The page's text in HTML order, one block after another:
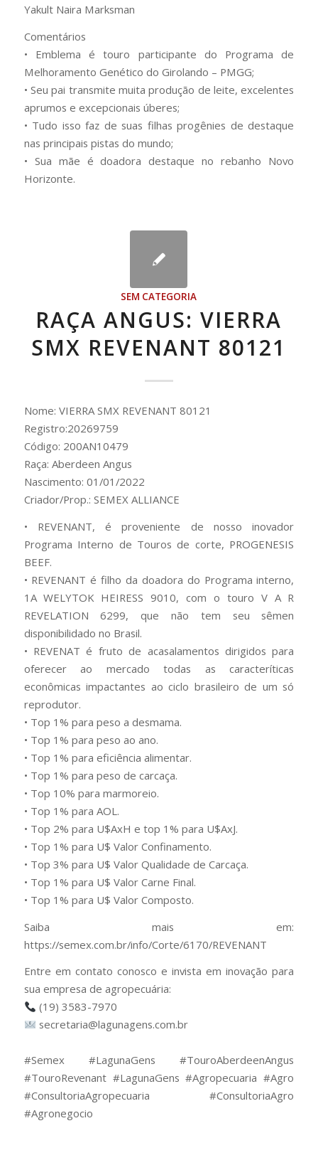
Yakult Naira Marksman
Comentários
• Emblema é touro participante do Programa de
Melhoramento Genético do Girolando – PMGG;
• Seu pai transmite muita produção de leite, excelentes
aprumos e excepcionais úberes;
• Tudo isso faz de suas filhas progênies de destaque
nas principais pistas do mundo;
• Sua mãe é doadora destaque no rebanho Novo
Horizonte.
SEM CATEGORIA
RAÇA ANGUS: VIERRA
SMX REVENANT 80121
Nome: VIERRA SMX REVENANT 80121
Registro:20269759
Código: 200AN10479
Raça: Aberdeen Angus
Nascimento: 01/01/2022
Criador/Prop.: SEMEX ALLIANCE
• REVENANT, é proveniente de nosso inovador
Programa Interno de Touros de corte, PROGENESIS
BEEF.
• REVENANT é filho da doadora do Programa interno,
1A WELYTOK HEIRESS 9010, com o touro V A R
REVELATION 6299, que não tem seu sêmen
disponibilidado no Brasil.
• REVENAT é fruto de acasalamentos dirigidos para
oferecer ao mercado todas as caracteríticas
econômicas impactantes ao ciclo brasileiro de um só
reprodutor.
• Top 1% para peso a desmama.
• Top 1% para peso ao ano.
• Top 1% para eficiência alimentar.
• Top 1% para peso de carcaça.
• Top 10% para marmoreio.
• Top 1% para AOL.
• Top 2% para U$AxH e top 1% para U$AxJ.
• Top 1% para U$ Valor Confinamento.
• Top 3% para U$ Valor Qualidade de Carcaça.
• Top 1% para U$ Valor Carne Final.
• Top 1% para U$ Valor Composto.
Saiba mais em:
https://semex.com.br/info/Corte/6170/REVENANT
Entre em contato conosco e invista em inovação para
sua empresa de agropecuária:
(19) 3583-7970
secretaria@lagunagens.com.br
#Semex #LagunaGens #TouroAberdeenAngus
#TouroRevenant #LagunaGens #Agropecuaria #Agro
#ConsultoriaAgropecuaria #ConsultoriaAgro
#Agronegocio